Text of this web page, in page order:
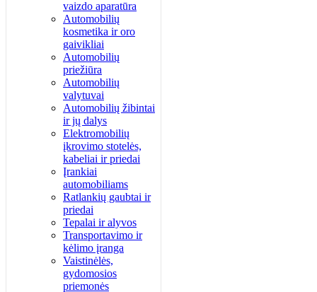
vaizdo aparatūra
Automobilių
kosmetika ir oro
gaivikliai
Automobilių
priežiūra
Automobilių
valytuvai
Automobilių žibintai
ir jų dalys
Elektromobilių
įkrovimo stotelės,
kabeliai ir priedai
Įrankiai
automobiliams
Ratlankių gaubtai ir
priedai
Tepalai ir alyvos
Transportavimo ir
kėlimo įranga
Vaistinėlės,
gydomosios
priemonės